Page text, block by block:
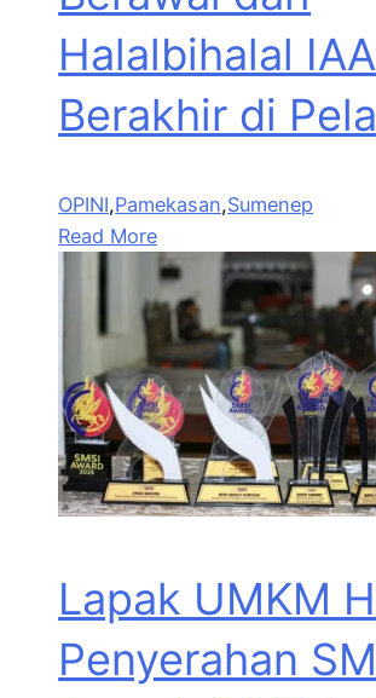
Halalbihalal
Berakhir di
OPINI,Pamekasan,Sumenep
Read More
Lapak UMKM
Penyerahan